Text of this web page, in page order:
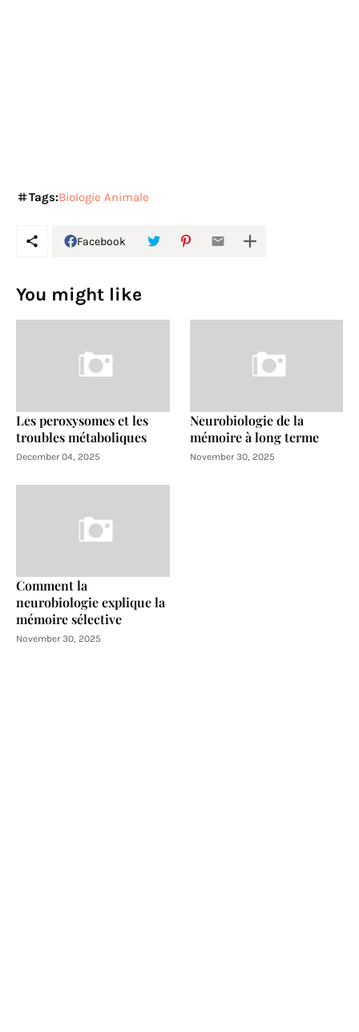
Tags:Biologie Animale
Facebook
You might like
Les peroxysomes et les
troubles métaboliques
December 04, 2025
Neurobiologie de la
mémoire à long terme
November 30, 2025
Comment la
neurobiologie explique la
mémoire sélective
November 30, 2025